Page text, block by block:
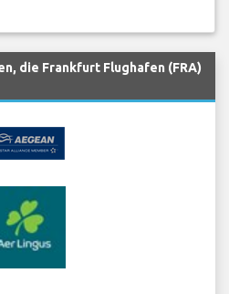
die Frankfurt Flughafen (FRA)